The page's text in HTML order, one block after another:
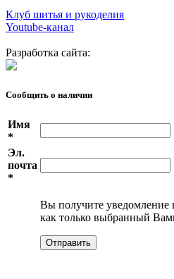
Клуб шитья и рукоделия
Youtube-канал
Разработка сайта:
Сообщить о наличии
Имя
*
Эл.
почта
*
Вы получите уведомление
как только выбранный